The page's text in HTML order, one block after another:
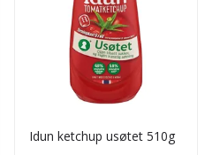
Idun ketchup usøtet 510g